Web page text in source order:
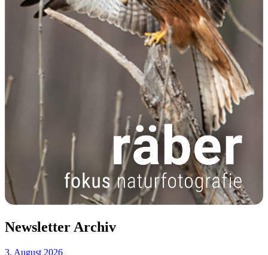
Newsletter Archiv
3. August 2026